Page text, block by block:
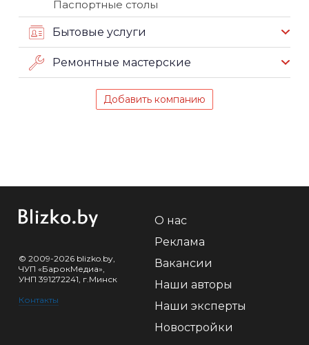
Паспортные столы
Бытовые услуги
Ремонтные мастерские
Добавить компанию
© 2009-2026 blizko.by,
ЧУП «БарокМедиа»,
УНП 391272241, г.Минск
Контакты
О нас
Реклама
Вакансии
Наши авторы
Наши эксперты
Новостройки